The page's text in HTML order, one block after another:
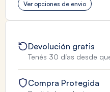
Ver opciones de envio
Devolución gratis
Tenés 30 días desde
Compra Protegida